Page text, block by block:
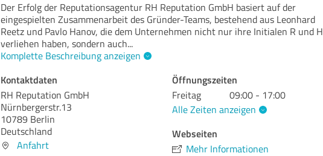
Der Erfolg der Reputationsagentur RH Reputation GmbH basiert auf der
eingespielten Zusammenarbeit des Gründer-Teams, bestehend aus Leonhard
Reetz und Pavlo Hanov, die dem Unternehmen nicht nur ihre Initialen R und H
verliehen haben, sondern auch...
Komplette Beschreibung anzeigen
Kontaktdaten
RH Reputation GmbH
Nürnbergerstr.13
10789 Berlin
Deutschland
Anfahrt
Öffnungszeiten
Freitag
09:00 - 17:00
Alle Zeiten anzeigen
Webseiten
Mehr Informationen